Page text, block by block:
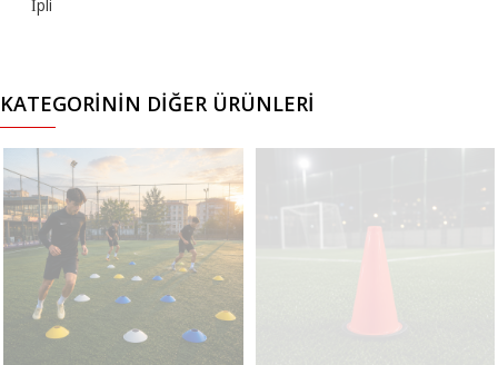
İpli
KATEGORININ DIĞER ÜRÜNLERI